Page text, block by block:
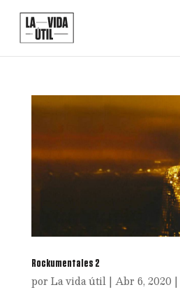
Rockumentales 2
por La vida útil| Abr 6, 2020 |